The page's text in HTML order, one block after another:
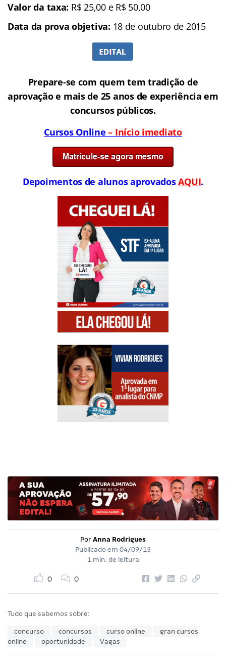
Valor da taxa: R$ 25,00 e R$ 50,00
Data da prova objetiva: 18 de outubro de 2015
Prepare-se com quem tem tradição de
aprovação e mais de 25 anos de experiência em
concursos públicos.
Cursos Online – Início imediato
Depoimentos de alunos aprovadosAQUI.
Por Anna Rodrigues
Publicado em 04/09/15
1 min. de leitura
0 0
Tudo que sabemos sobre:
concurso concursos curso online
gran cursos
online
oportunidade Vagas